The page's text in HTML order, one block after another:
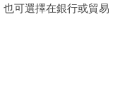
可選擇在銀行或貿易